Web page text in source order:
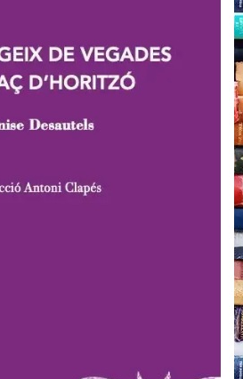
Denise
Desautels,
LaBreu
Edicions,